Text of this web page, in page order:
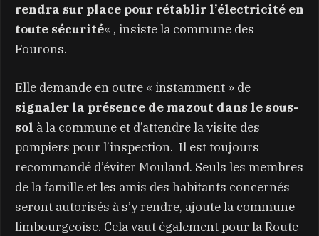
rendra sur place pour rétablir l’électricité en
toute sécurité« , insiste la commune des
Fourons.
Elle demande en outre « instamment » de
signaler la présence de mazout dans le sous-
sol à la commune et d’attendre la visite des
pompiers pour l’inspection. Il est toujours
recommandé d’éviter Mouland. Seuls les membres
de la famille et les amis des habitants concernés
seront autorisés à s’y rendre, ajoute la commune
limbourgeoise. Cela vaut également pour la Route